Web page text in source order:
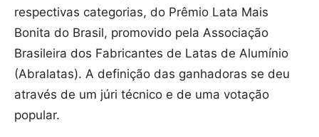
respectivas categorias, do Prêmio Lata Mais
Bonita do Brasil, promovido pela Associação
Brasileira dos Fabricantes de Latas de Alumínio
(Abralatas). A definição das ganhadoras se deu
através de um júri técnico e de uma votação
popular.